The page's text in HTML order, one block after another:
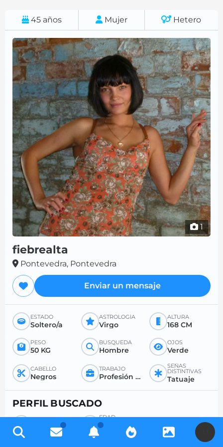
45 años Mujer Hetero
1
fiebrealta
Pontevedra, Pontevedra
Enviar un mensaje
ESTADO
Soltero/a
ASTROLOGÍA
Virgo
ALTURA
168 CM
PESO
50 KG
BÚSQUEDA
Hombre
OJOS
Verde
CABELLO
Negros
TRABAJO
Profesión liberal
SEÑAS
DISTINTIVAS
Tatuaje
PERFIL BUSCADO
Hombre
EDAD
DESEADA
-